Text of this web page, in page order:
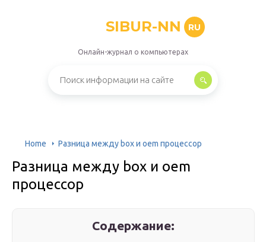
SIBUR-NN RU
Онлайн-журнал о компьютерах
Home Разница между box и oem процессор
Разница между box и oem
процессор
Содержание: